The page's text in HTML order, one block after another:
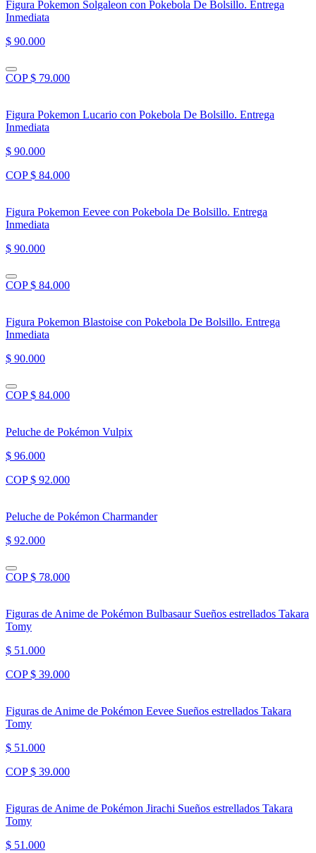
Figura Pokemon Solgaleon con Pokebola De Bolsillo. Entrega
Inmediata
$ 90.000
COP $ 79.000
Figura Pokemon Lucario con Pokebola De Bolsillo. Entrega
Inmediata
$ 90.000
COP $ 84.000
Figura Pokemon Eevee con Pokebola De Bolsillo. Entrega
Inmediata
$ 90.000
COP $ 84.000
Figura Pokemon Blastoise con Pokebola De Bolsillo. Entrega
Inmediata
$ 90.000
COP $ 84.000
Peluche de Pokémon Vulpix
$ 96.000
COP $ 92.000
Peluche de Pokémon Charmander
$ 92.000
COP $ 78.000
Figuras de Anime de Pokémon Bulbasaur Sueños estrellados Takara
Tomy
$ 51.000
COP $ 39.000
Figuras de Anime de Pokémon Eevee Sueños estrellados Takara
Tomy
$ 51.000
COP $ 39.000
Figuras de Anime de Pokémon Jirachi Sueños estrellados Takara
Tomy
$ 51.000